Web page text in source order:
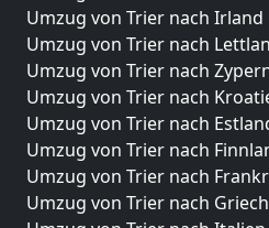
Umzug von Trier nach Irland
Umzug von Trier nach
Umzug von Trier nach
Umzug von Trier nach
Umzug von Trier nach
Umzug von Trier nach
Umzug von Trier nach
Umzug von Trier nach